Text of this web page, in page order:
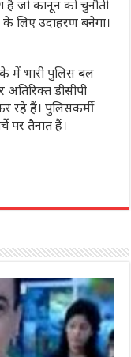
जो कानून को चुनौती
लिए उदाहरण बनेगा।
में भारी पुलिस बल
अतिरिक्त डीसीपी
रहे हैं। पुलिसकर्मी
पर तैनात हैं।